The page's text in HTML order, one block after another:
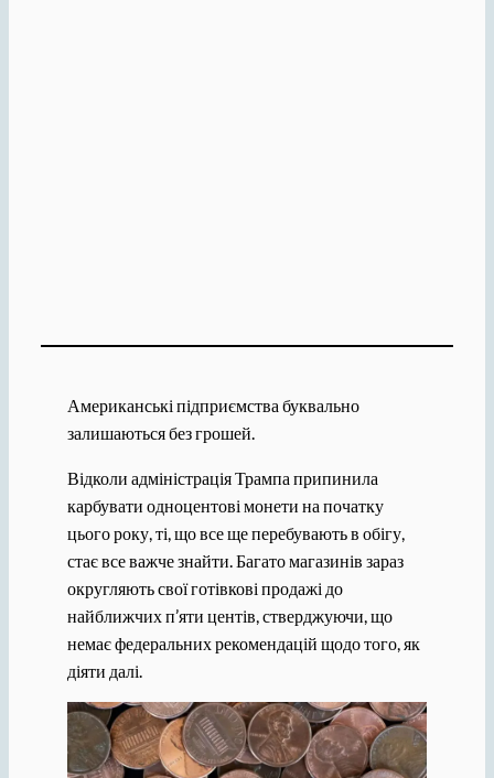
Американські підприємства буквально
залишаються без грошей.
Відколи адміністрація Трампа припинила
карбувати одноцентові монети на початку
цього року, ті, що все ще перебувають в обігу,
стає все важче знайти. Багато магазинів зараз
округляють свої готівкові продажі до
найближчих п’яти центів, стверджуючи, що
немає федеральних рекомендацій щодо того, як
діяти далі.